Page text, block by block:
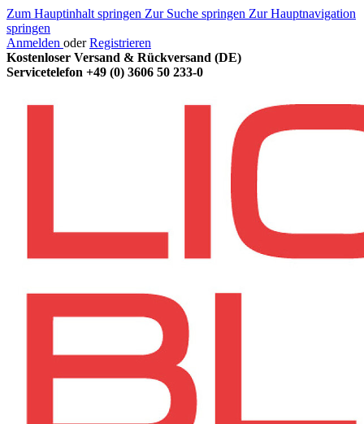
Zum Hauptinhalt springen Zur Suche springen Zur Hauptnavigation
springen
Anmelden oder Registrieren
Kostenloser Versand & Rückversand (DE)
Servicetelefon +49 (0) 3606 50 233-0